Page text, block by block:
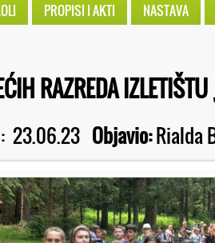
PROPISI I AKTI NASTAVA
RAZREDA
: 23.06.23 Objavio:Rialda